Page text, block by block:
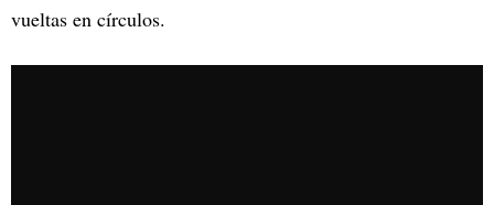
vueltas en círculos.